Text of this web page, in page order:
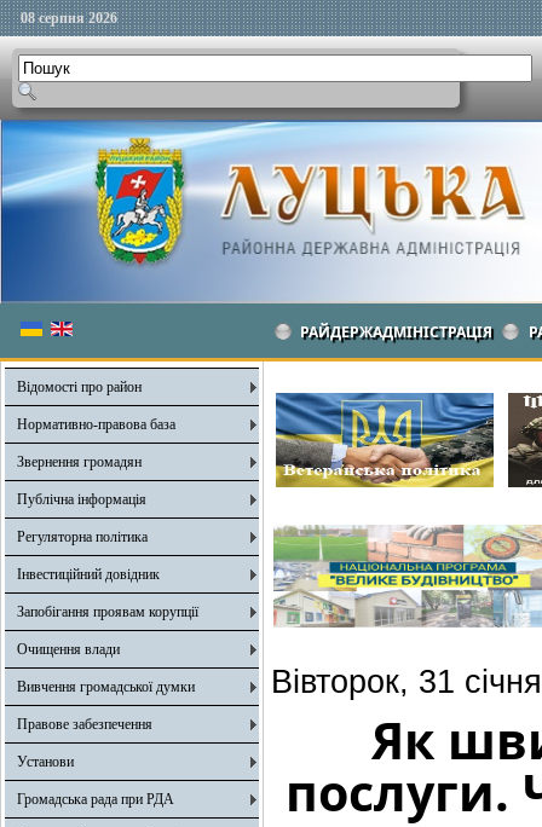
08 серпня 2026
РАЙДЕРЖАДМІНІСТРАЦІЯ
Відомості про район
Нормативно-правова база
Звернення громадян
Публічна інформація
Регуляторна політика
Інвестиційний довідник
Запобігання проявам корупції
Очищення влади
Вивчення громадської думки
Правове забезпечення
Установи
Громадська рада при РДА
Вівторок, 31
Як
послуги.